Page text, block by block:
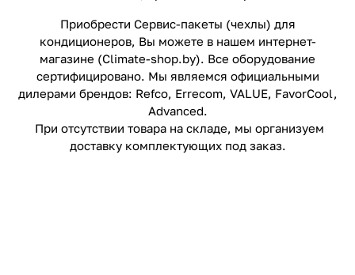
Приобрести Сервис-пакеты (чехлы) для
кондиционеров, Вы можете в нашем интернет-
магазине (Сlimate-shop.by). Все оборудование
сертифицировано. Мы являемся официальными
дилерами брендов: Refco, Errecom, VALUE, FavorCool,
Advanced.
При отсутствии товара на складе, мы организуем
доставку комплектующих под заказ.